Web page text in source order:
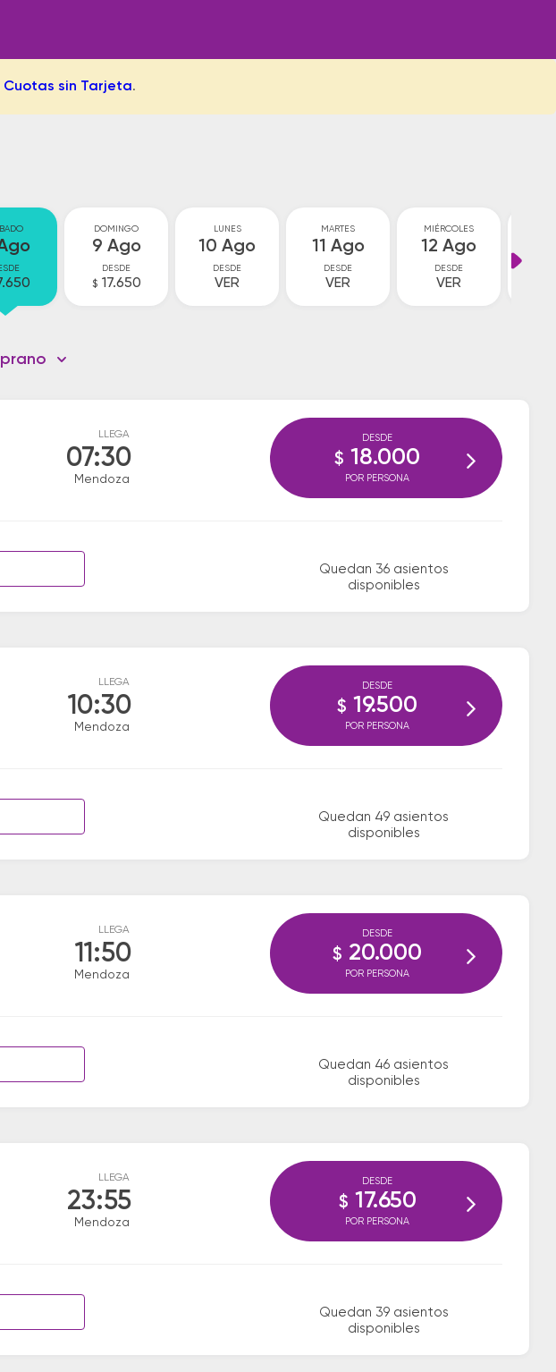
Cuotas sin Tarjeta.
DOMINGO
9 Ago
DESDE
$ 17.650
LUNES
10 Ago
DESDE
VER
MARTES
11 Ago
DESDE
VER
MIÉRCOLES
12 Ago
DESDE
VER
LLEGA
07:30
Mendoza
Quedan 36 asientos
disponibles
DESDE
$ 18.000
POR PERSONA
LLEGA
10:30
Mendoza
Quedan 49 asientos
disponibles
DESDE
$ 19.500
POR PERSONA
LLEGA
11:50
Mendoza
Quedan 46 asientos
disponibles
DESDE
$ 20.000
POR PERSONA
LLEGA
23:55
Mendoza
Quedan 39 asientos
disponibles
DESDE
$ 17.650
POR PERSONA